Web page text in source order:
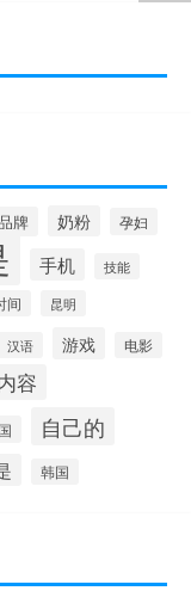
牌 奶粉 孕妇
手机 技能
间 昆明
汉语 游戏 电影
容
自己的
韩国